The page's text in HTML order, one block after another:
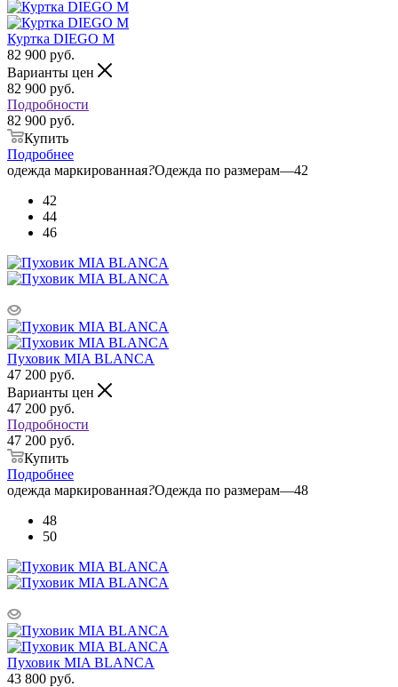
Куртка DIEGO M
82 900 руб.
Варианты цен
82 900 руб.
Подробности
82 900 руб.
Купить
Подробнее
одежда маркированная?Одежда по размерам—42
42
44
46
Пуховик MIA BLANCA
47 200 руб.
Варианты цен
47 200 руб.
Подробности
47 200 руб.
Купить
Подробнее
одежда маркированная?Одежда по размерам—48
48
50
Пуховик MIA BLANCA
43 800 руб.